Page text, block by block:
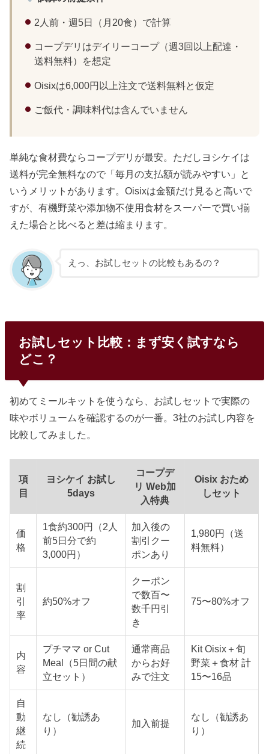
2人前・週5日（月20食）で計算
コープデリはデイリーコープ（週3回以上配達・
送料無料）を想定
Oisixは6,000円以上注文で送料無料と仮定
ご飯代・調味料代は含んでいません
単純な食材費ならコープデリが最安。ただしヨシケイは
送料が完全無料なので「毎月の支払額が読みやすい」と
いうメリットがあります。Oisixは金額だけ見ると高いで
すが、有機野菜や添加物不使用食材をスーパーで買い揃
えた場合と比べると差は縮まります。
えっ、お試しセットの比較もあるの？
お試しセット比較：まず安く試すなら
どこ？
初めてミールキットを使うなら、お試しセットで実際の
味やボリュームを確認するのが一番。3社のお試し内容を
比較してみました。
項
目
ヨシケイ お試し
5days
コープデ
リ Web加
入特典
Oisix おため
しセット
価
格
1食約300円（2人
前5日分で約
3,000円）
加入後の
割引クー
ポンあり
1,980円（送
料無料）
割
引
率
約50%オフ
クーポン
で数百〜
数千円引
き
75〜80%オフ
内
容
プチママ or Cut
Meal（5日間の献
立セット）
通常商品
からお好
みで注文
Kit Oisix＋旬
野菜＋食材 計
15〜16品
自
動
継
続
なし（勧誘あ
り）
加入前提
なし（勧誘あ
り）